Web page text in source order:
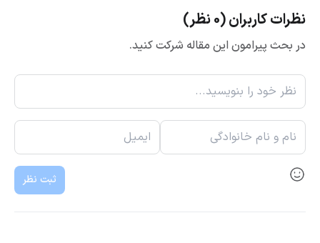
نظرات کاربران (0 نظر)
در بحث پیرامون این مقاله شرکت کنید.
ثبت نظر